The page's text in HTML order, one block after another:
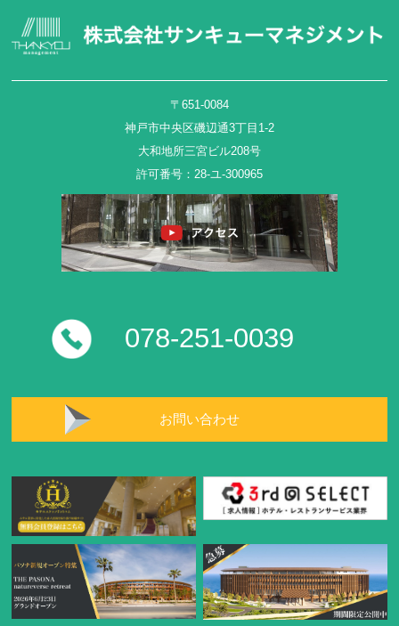
〒651-0084
神戸市中央区磯辺通3丁目1-2
大和地所三宮ビル208号
許可番号：28-ユ-300965
078-251-0039
お問い合わせ